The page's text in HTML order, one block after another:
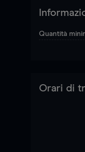
Quantità
Orari di